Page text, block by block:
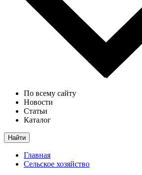
По всему сайту
Новости
Статьи
Каталог
Найти
Главная
Сельское хозяйство